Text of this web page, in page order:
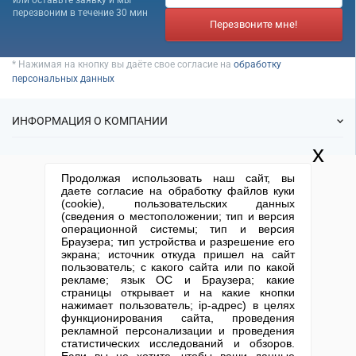
Под кредит
С долгами
Без долгов
С НДС
ИТ-компании
Оценочные компании
Готовые нулевые компании
Готовые фирмы по недвижимости
Готовые фирмы ЖКХ
Бухгалтерские компании
Проектные компании
Туристические фирмы
Регистрация МФО
Внесение в реестр МФО
Банкротство компании
Банкротство фирмы
Упрощенное банкротство
перезвоним в течение 30 мин
Перезвоните мне!
* Нажимая на кнопку вы даёте свое согласие на обработку
персональных данных
ИНФОРМАЦИЯ О КОМПАНИИ
Спецпредложения
Готовые фирмы
Продажа фирм
Регистрация
Ликвидация
Регистрация изменений
Юридические адреса
Открытие юр. лица
КОНТАКТНАЯ ИНФОРМАЦИЯ
+7 (495) 740-38-07
(По Москве)
mail@1-urist.ru
Спросить у юриста
Москва, ул. Сущевский вал,
дом 5, стр. 3
Письмо директоруКарта сайта
Продолжая использовать наш сайт, вы
даете согласие на обработку файлов куки
(cookie), пользовательских данных
(сведения о местоположении; тип и версия
операционной системы; тип и версия
Браузера; тип устройства и разрешение его
экрана; источник откуда пришел на сайт
пользователь; с какого сайта или по какой
рекламе; язык ОС и Браузера; какие
страницы открывает и на какие кнопки
нажимает пользователь; ip-адрес) в целях
функционирования сайта, проведения
рекламной персонализации и проведения
статистических исследований и обзоров.
x